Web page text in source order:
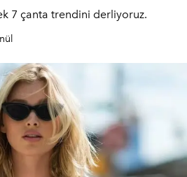
7 çanta trendini derliyoruz.